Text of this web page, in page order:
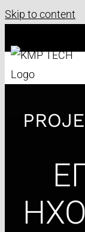
Skip to content